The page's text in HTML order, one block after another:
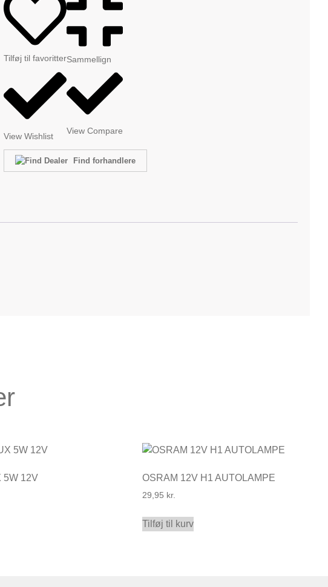
Tilføj til favoritter
View Wishlist
Sammellign
View Compare
Find forhandlere
5W 12V OSRAM 12V H1 AUTOLAMPE
29,95 kr.
Tilføj til kurv